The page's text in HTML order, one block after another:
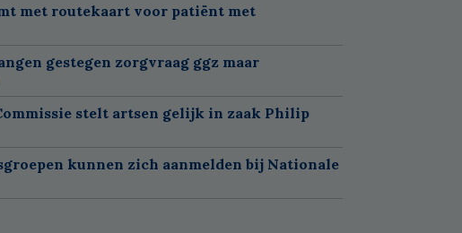
met routekaart voor patiënt met
gestegen zorgvraag ggz maar
stelt artsen gelijk in zaak Philip
kunnen zich aanmelden bij Nationale